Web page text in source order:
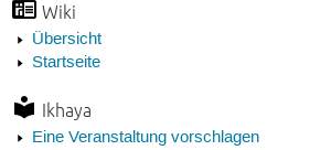
Wiki
Übersicht
Startseite
Ikhaya
Eine Veranstaltung vorschlagen